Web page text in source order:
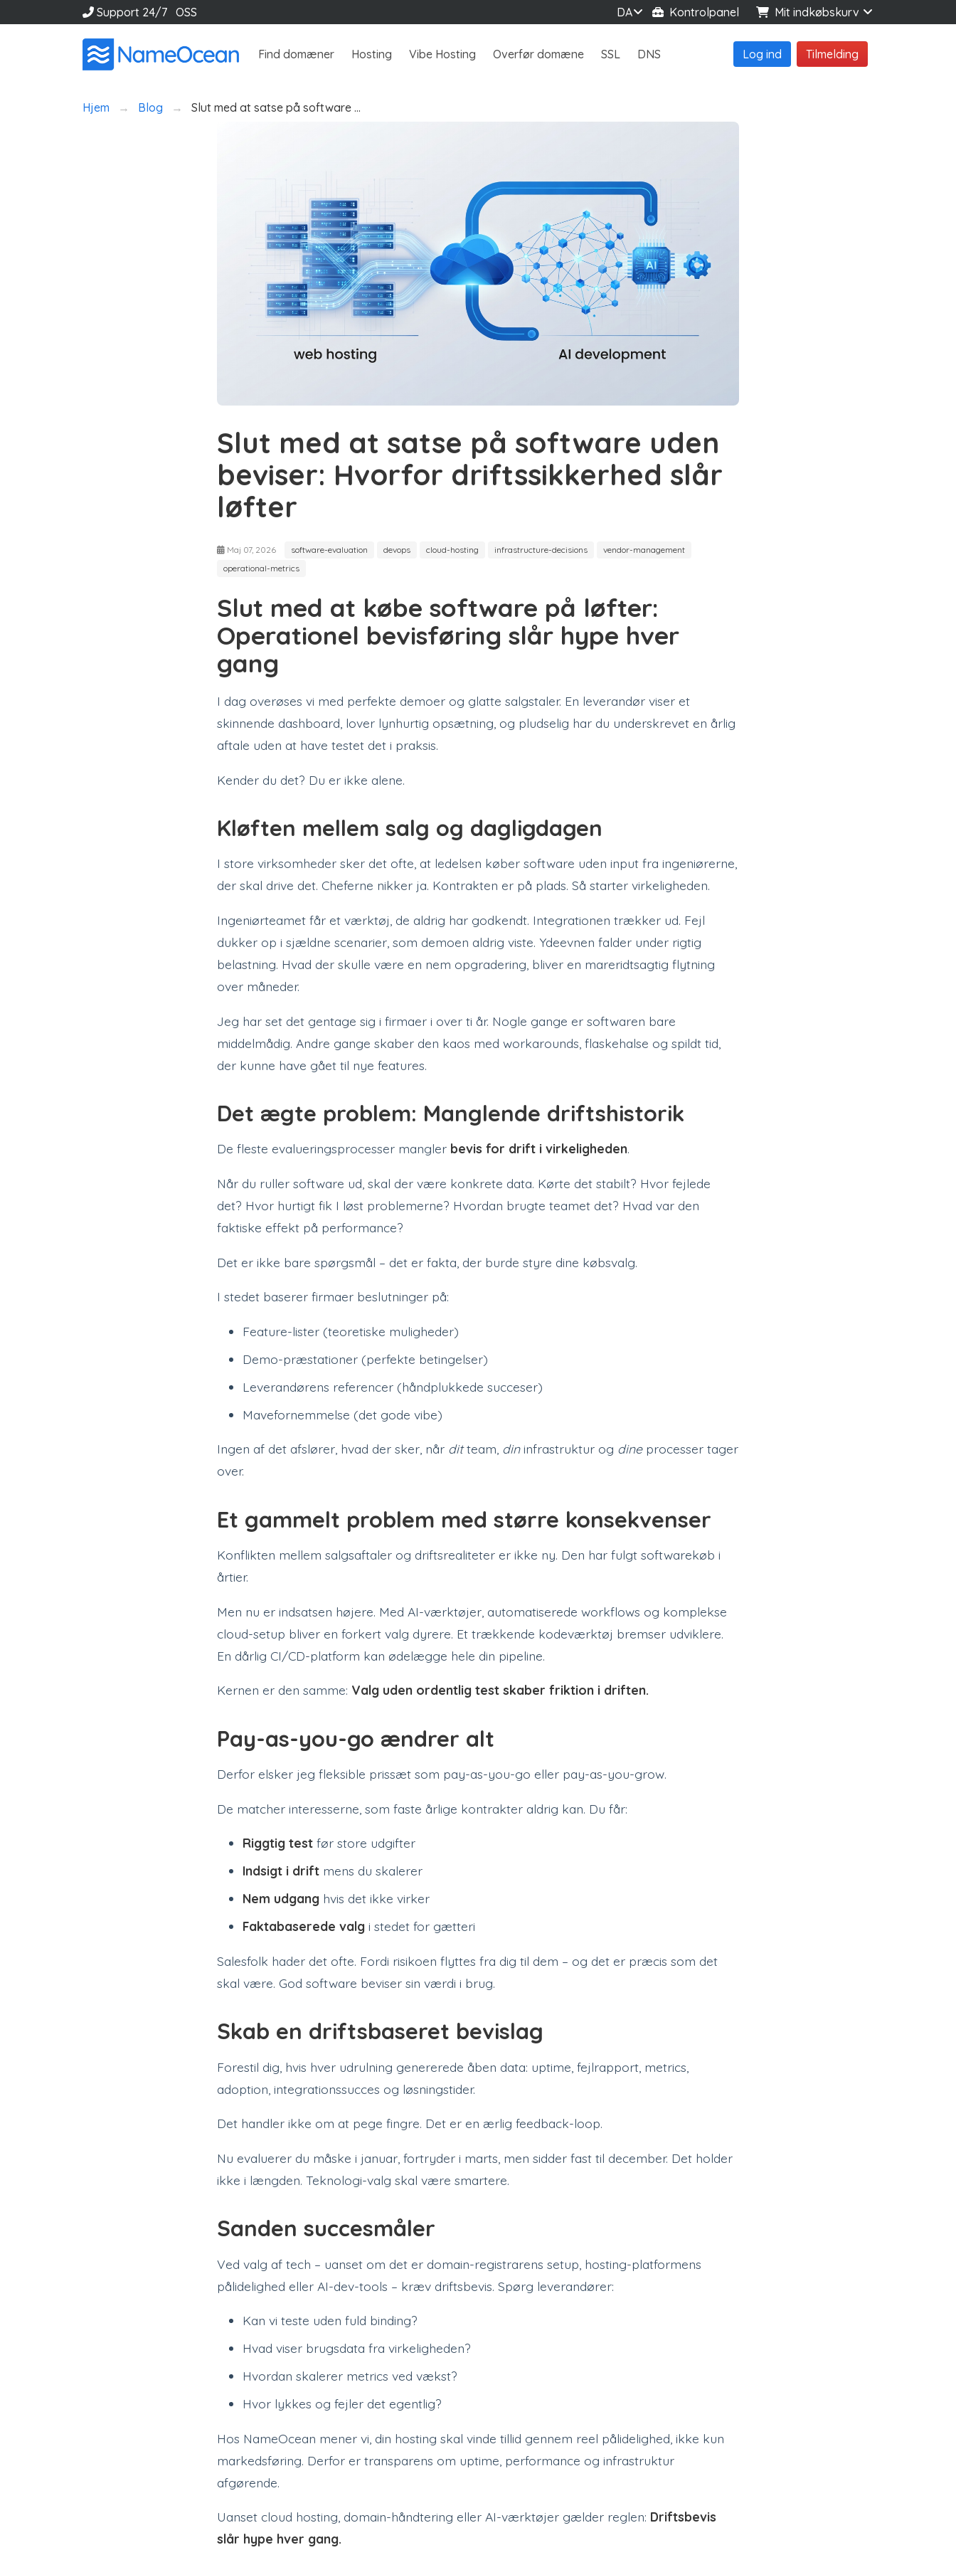
Support 24/7 OSS DA Kontrolpanel Mit indkøbskurv
Find domæner Hosting Vibe Hosting Overfør domæne SSL DNS Log ind Tilmelding
Hjem Blog Slut med at satse på software …
Slut med at satse på software uden
beviser: Hvorfor driftssikkerhed slår
løfter
Maj 07, 2026 software-evaluation devops cloud-hosting infrastructure-decisions
vendor-management
operational-metrics
Slut med at købe software på løfter:
Operationel bevisføring slår hype hver
gang
I dag overøses vi med perfekte demoer og glatte salgstaler. En leverandør viser et
skinnende dashboard, lover lynhurtig opsætning, og pludselig har du underskrevet en årlig
aftale uden at have testet det i praksis.
Kender du det? Du er ikke alene.
Kløften mellem salg og dagligdagen
I store virksomheder sker det ofte, at ledelsen køber software uden input fra ingeniørerne,
der skal drive det. Cheferne nikker ja. Kontrakten er på plads. Så starter virkeligheden.
Ingeniørteamet får et værktøj, de aldrig har godkendt. Integrationen trækker ud. Fejl
dukker op i sjældne scenarier, som demoen aldrig viste. Ydeevnen falder under rigtig
belastning. Hvad der skulle være en nem opgradering, bliver en mareridtsagtig flytning
over måneder.
Jeg har set det gentage sig i firmaer i over ti år. Nogle gange er softwaren bare
middelmådig. Andre gange skaber den kaos med workarounds, flaskehalse og spildt tid,
der kunne have gået til nye features.
Det ægte problem: Manglende driftshistorik
De fleste evalueringsprocesser mangler bevis for drift i virkeligheden.
Når du ruller software ud, skal der være konkrete data. Kørte det stabilt? Hvor fejlede
det? Hvor hurtigt fik I løst problemerne? Hvordan brugte teamet det? Hvad var den
faktiske effekt på performance?
Det er ikke bare spørgsmål – det er fakta, der burde styre dine købsvalg.
I stedet baserer firmaer beslutninger på:
Feature-lister (teoretiske muligheder)
Demo-præstationer (perfekte betingelser)
Leverandørens referencer (håndplukkede succeser)
Mavefornemmelse (det gode vibe)
Ingen af det afslører, hvad der sker, når ditteam, dininfrastruktur og dineprocesser tager
over.
Et gammelt problem med større konsekvenser
Konflikten mellem salgsaftaler og driftsrealiteter er ikke ny. Den har fulgt softwarekøb i
årtier.
Men nu er indsatsen højere. Med AI-værktøjer, automatiserede workflows og komplekse
cloud-setup bliver en forkert valg dyrere. Et trækkende kodeværktøj bremser udviklere.
En dårlig CI/CD-platform kan ødelægge hele din pipeline.
Kernen er den samme: Valg uden ordentlig test skaber friktion i driften.
Pay-as-you-go ændrer alt
Derfor elsker jeg fleksible prissæt som pay-as-you-go eller pay-as-you-grow.
De matcher interesserne, som faste årlige kontrakter aldrig kan. Du får:
Riggtig testfør store udgifter
Indsigt i driftmens du skalerer
Nem udgang hvis det ikke virker
Faktabaserede valg i stedet for gætteri
Salesfolk hader det ofte. Fordi risikoen flyttes fra dig til dem – og det er præcis som det
skal være. God software beviser sin værdi i brug.
Skab en driftsbaseret bevislag
Forestil dig, hvis hver udrulning genererede åben data: uptime, fejlrapport, metrics,
adoption, integrationssucces og løsningstider.
Det handler ikke om at pege fingre. Det er en ærlig feedback-loop.
Nu evaluerer du måske i januar, fortryder i marts, men sidder fast til december. Det holder
ikke i længden. Teknologi-valg skal være smartere.
Sanden succesmåler
Ved valg af tech – uanset om det er domain-registrarens setup, hosting-platformens
pålidelighed eller AI-dev-tools – kræv driftsbevis. Spørg leverandører:
Kan vi teste uden fuld binding?
Hvad viser brugsdata fra virkeligheden?
Hvordan skalerer metrics ved vækst?
Hvor lykkes og fejler det egentlig?
Hos NameOcean mener vi, din hosting skal vinde tillid gennem reel pålidelighed, ikke kun
markedsføring. Derfor er transparens om uptime, performance og infrastruktur
afgørende.
Uanset cloud hosting, domain-håndtering eller AI-værktøjer gælder reglen: Driftsbevis
slår hype hver gang.